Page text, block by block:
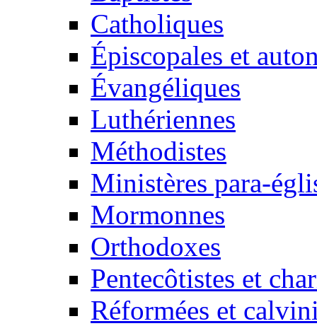
Catholiques
Épiscopales et
Évangéliques
Luthériennes
Méthodistes
Ministères para-
Mormonnes
Orthodoxes
Pentecôtistes et
Réformées et